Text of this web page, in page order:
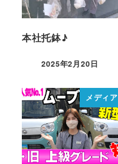
本社托鉢♪
2025年2月20日
メディア